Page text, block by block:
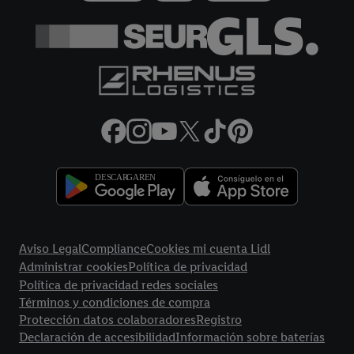
Aviso LegalComplianceCookies mi cuenta Lidl
Administrar cookiesPolítica de privacidad
Política de privacidad redes sociales
Términos y condiciones de compra
Protección datos colaboradoresRegistro
Declaración de accesibilidadInformación sobre baterías
Al hacer clic en "Rechazar", sólo permite el uso de las
tecnologías necesarias. Al hacer clic en "Aceptar", consiente
todo el tratamiento para todos los fines mencionados.
Encontrará más información, incluida la relativa al período de
consentimiento en cualquier momento con efectos para el
futuro, en nuestrapolítica de privacidad.
Puede encontrar el